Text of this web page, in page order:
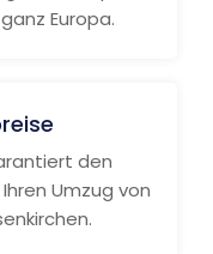
Europa.
den
Umzug von